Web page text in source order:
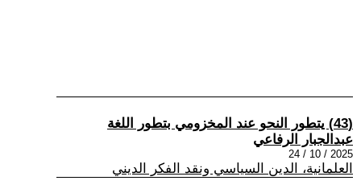
(43) يتطور النحو عند المخزومي بتطور اللغة
عبدالجبار الرفاعي
2025 / 10 / 24
العلمانية، الدين السياسي ونقد الفكر الديني